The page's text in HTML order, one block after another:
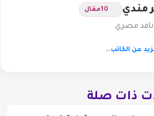
مندي 10مقال
ناقد مصري
عن الكاتب..
ذات صلة